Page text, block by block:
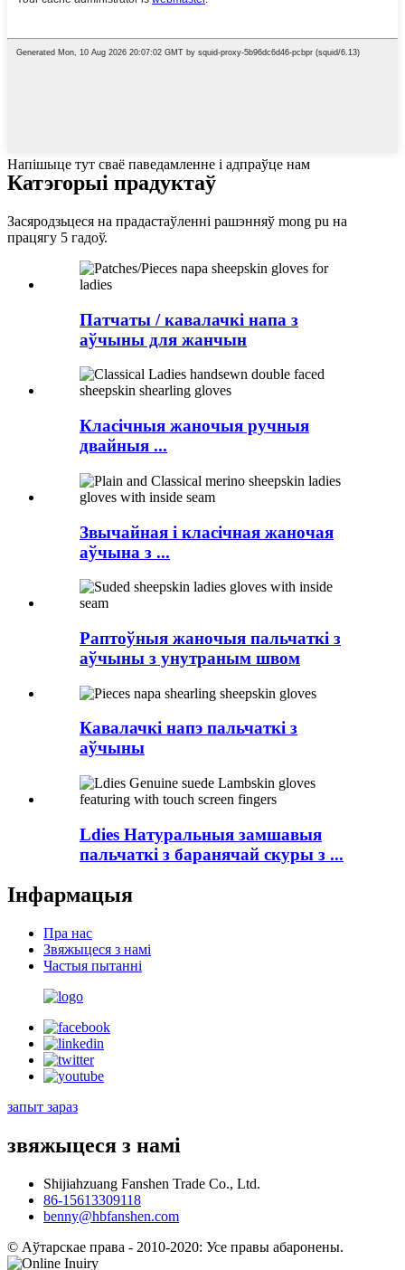
Напішыце тут сваё паведамленне і адпраўце нам
Катэгорыі прадуктаў
Засяродзьцеся на прадастаўленні рашэнняў mong pu на
працягу 5 гадоў.
Патчаты / кавалачкі напа з
аўчыны для жанчын
Класічныя жаночыя ручныя
двайныя ...
Звычайная і класічная жаночая
аўчына з ...
Раптоўныя жаночыя пальчаткі з
аўчыны з унутраным швом
Кавалачкі напэ пальчаткі з
аўчыны
Ldies Натуральныя замшавыя
пальчаткі з баранячай скуры з ...
Інфармацыя
Пра нас
Звяжыцеся з намі
Частыя пытанні
запыт зараз
звяжыцеся з намі
Shijiahzuang Fanshen Trade Co., Ltd.
86-15613309118
benny@hbfanshen.com
© Аўтарскае права - 2010-2020: Усе правы абаронены.